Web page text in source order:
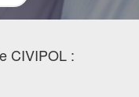
CIVIPOL :